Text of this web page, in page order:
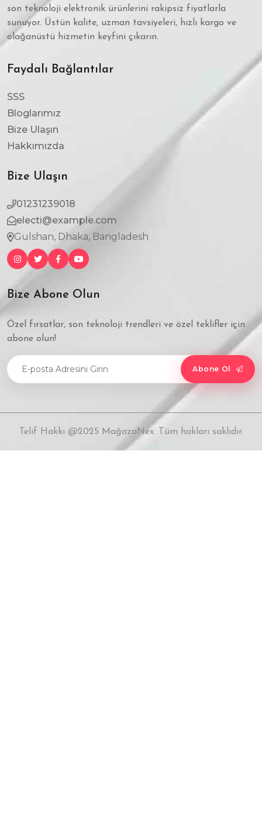
son teknoloji elektronik ürünlerini rakipsiz fiyatlarla
sunuyor. Üstün kalite, uzman tavsiyeleri, hızlı kargo ve
olağanüstü hizmetin keyfini çıkarın.
Faydalı Bağlantılar
SSS
Bloglarımız
Bize Ulaşın
Hakkımızda
Bize Ulaşın
01231239018
electi@example.com
Gulshan, Dhaka, Bangladesh
Bize Abone Olun
Özel fırsatlar, son teknoloji trendleri ve özel teklifler için
abone olun!
Abone Ol
Telif Hakkı @2025 MağazaNex. Tüm hakları saklıdır.